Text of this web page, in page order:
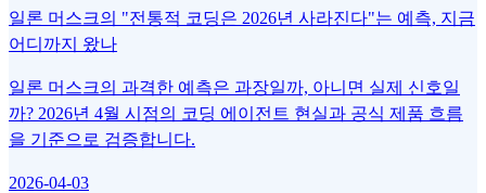
일론 머스크의 "전통적 코딩은 2026년 사라진다"는 예측, 지금
어디까지 왔나
일론 머스크의 과격한 예측은 과장일까, 아니면 실제 신호일
까? 2026년 4월 시점의 코딩 에이전트 현실과 공식 제품 흐름
을 기준으로 검증합니다.
2026-04-03